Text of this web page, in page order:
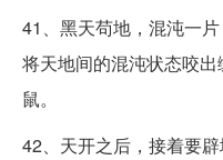
41、黑天苟地，混沌一
将天地间的混沌状态咬出
鼠。
42、天开之后，接着要